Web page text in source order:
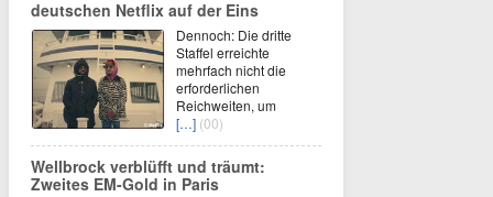
deutschen Netflix auf der Eins
Dennoch: Die dritte
Staffel erreichte
mehrfach nicht die
erforderlichen
Reichweiten, um
[…] (00)
Wellbrock verblüfft und träumt:
Zweites EM-Gold in Paris